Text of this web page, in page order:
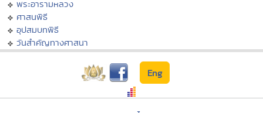
พระอารามหลวง
ศาสนพิธี
อุปสมบทพิธี
วันสำคัญทางศาสนา
Eng